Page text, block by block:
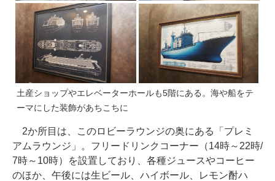
土産ショップやエレベーターホールも5階にある。海や船をテ
ーマにした装飾があちこちに
2か所目は、このロビーラウンジの奥にある「プレミ
アムラウンジ」。フリードリンクコーナー（14時～22時/
7時～10時）を設置しており、各種ジュースやコーヒー
のほか、午後には生ビール、ハイボール、レモン酎ハ